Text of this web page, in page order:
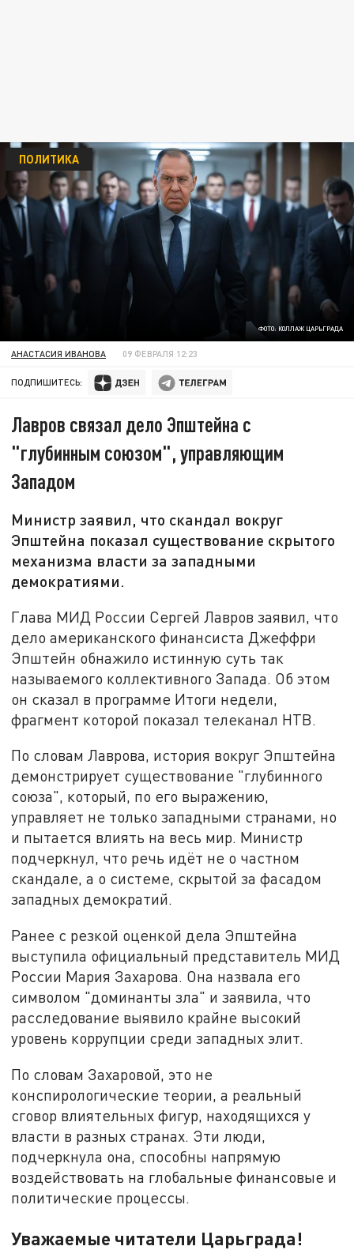
ФОТО: КОЛЛАЖ ЦАРЬГРАДА
ПОЛИТИКА
АНАСТАСИЯ ИВАНОВА 09 ФЕВРАЛЯ 12:23
ПОДПИШИТЕСЬ:
Лавров связал дело Эпштейна с
"глубинным союзом", управляющим
Западом
Министр заявил, что скандал вокруг
Эпштейна показал существование скрытого
механизма власти за западными
демократиями.
Глава МИД России Сергей Лавров заявил, что
дело американского финансиста Джеффри
Эпштейн обнажило истинную суть так
называемого коллективного Запада. Об этом
он сказал в программе Итоги недели,
фрагмент которой показал телеканал НТВ.
По словам Лаврова, история вокруг Эпштейна
демонстрирует существование "глубинного
союза", который, по его выражению,
управляет не только западными странами, но
и пытается влиять на весь мир. Министр
подчеркнул, что речь идёт не о частном
скандале, а о системе, скрытой за фасадом
западных демократий.
Ранее с резкой оценкой дела Эпштейна
выступила официальный представитель МИД
России Мария Захарова. Она назвала его
символом "доминанты зла" и заявила, что
расследование выявило крайне высокий
уровень коррупции среди западных элит.
По словам Захаровой, это не
конспирологические теории, а реальный
сговор влиятельных фигур, находящихся у
власти в разных странах. Эти люди,
подчеркнула она, способны напрямую
воздействовать на глобальные финансовые и
политические процессы.
Уважаемые читатели Царьграда!